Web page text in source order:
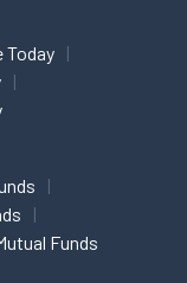
Today
Funds